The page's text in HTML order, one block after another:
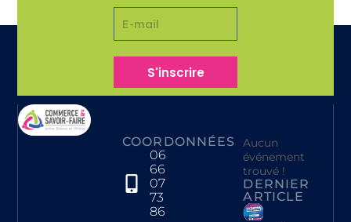
S'inscrire
COORDONNÉES
06
66
07
73
86
Aucun
événement
trouvé !
DERNIER
ARTICLE